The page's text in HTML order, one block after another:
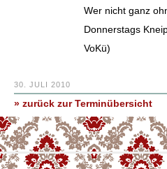
Wer nicht ganz
Donnerstags
VoKü)
30. JULI 2010
» zurück zur Terminübersicht